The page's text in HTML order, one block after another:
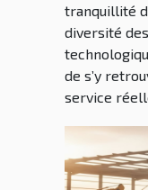
tranquillité
diversité
de s’y
service